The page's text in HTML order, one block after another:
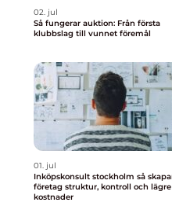
02. jul
Så fungerar auktion: Från första
klubbslag till vunnet föremål
01. jul
Inköpskonsult stockholm så skapar
företag struktur, kontroll och lägre
kostnader